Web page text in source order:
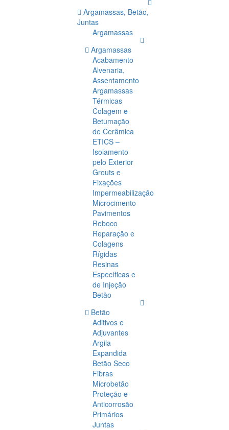
Argamassas, Betão,
Juntas
Argamassas
Argamassas
Acabamento
Alvenaria,
Assentamento
Argamassas
Térmicas
Colagem e
Betumação
de Cerâmica
ETICS –
Isolamento
pelo Exterior
Grouts e
Fixações
Impermeabilização
Microcimento
Pavimentos
Reboco
Reparação e
Colagens
Rígidas
Resinas
Específicas e
de Injeção
Betão
Betão
Aditivos e
Adjuvantes
Argila
Expandida
Betão Seco
Fibras
Microbetão
Proteção e
Anticorrosão
Primários
Juntas